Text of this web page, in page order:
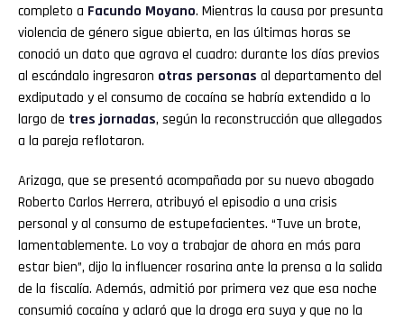
completo a Facundo Moyano. Mientras la causa por presunta
violencia de género sigue abierta, en las últimas horas se
conoció un dato que agrava el cuadro: durante los días previos
al escándalo ingresaron otras personas al departamento del
exdiputado y el consumo de cocaína se habría extendido a lo
largo de tres jornadas, según la reconstrucción que allegados
a la pareja reflotaron.
Arizaga, que se presentó acompañada por su nuevo abogado
Roberto Carlos Herrera, atribuyó el episodio a una crisis
personal y al consumo de estupefacientes. “Tuve un brote,
lamentablemente. Lo voy a trabajar de ahora en más para
estar bien”, dijo la influencer rosarina ante la prensa a la salida
de la fiscalía. Además, admitió por primera vez que esa noche
consumió cocaína y aclaró que la droga era suya y que no la